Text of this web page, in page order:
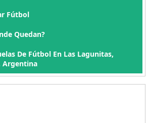
Fútbol
Quedan?
De Fútbol En Las Lagunitas,
Argentina